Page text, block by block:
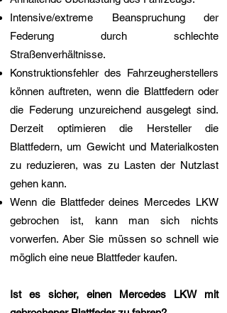
Intensive/extreme Beanspruchung der
Federung durch schlechte
Straßenverhältnisse.
Konstruktionsfehler des Fahrzeugherstellers
können auftreten, wenn die Blattfedern oder
die Federung unzureichend ausgelegt sind.
Derzeit optimieren die Hersteller die
Blattfedern, um Gewicht und Materialkosten
zu reduzieren, was zu Lasten der Nutzlast
gehen kann.
Wenn die Blattfeder deines Mercedes LKW
gebrochen ist, kann man sich nichts
vorwerfen. Aber Sie müssen so schnell wie
möglich eine neue Blattfeder kaufen.
Ist es sicher, einen Mercedes LKW mit